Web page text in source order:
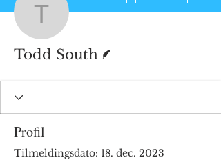
Todd South
Todd South
Profil
Tilmeldingsdato: 18. dec. 2023